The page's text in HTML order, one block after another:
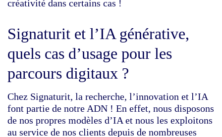
créativité dans certains cas !
Signaturit et l’IA générative,
quels cas d’usage pour les
parcours digitaux ?
Chez Signaturit, la recherche, l’innovation et l’IA
font partie de notre ADN ! En effet, nous disposons
de nos propres modèles d’IA et nous les exploitons
au service de nos clients depuis de nombreuses